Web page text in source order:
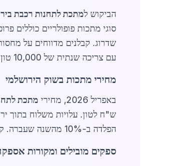
הביקוש למתכת לתחנות רכבת
שדרוג. קבלנים מדווחים על
עם צריכה שנתית של 10,000 טון.
מחירי מתכות בשוק הירושלמי
באפריל 2026, מחירי
מתכת
הפלדה ב-10% מהשנה שעברה. קונים יכולים לחסוך עם הזמנות גדולות או
ספקים מובילים ומקורות